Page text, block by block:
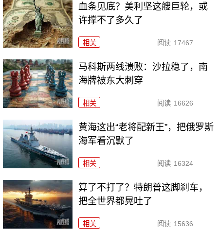
血条见底？美利坚这艘巨轮，或
许撑不了多久了
相关 阅读 17467
马科斯两线溃败：沙拉稳了，南
海牌被东大刺穿
相关 阅读 16626
黄海这出“老将配新王”，把俄罗斯
海军看沉默了
相关 阅读 16324
算了不打了？特朗普这脚刹车，
把全世界都晃吐了
相关 阅读 15636